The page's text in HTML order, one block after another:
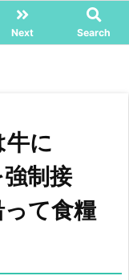
Next Search
牛に
制接
て食糧